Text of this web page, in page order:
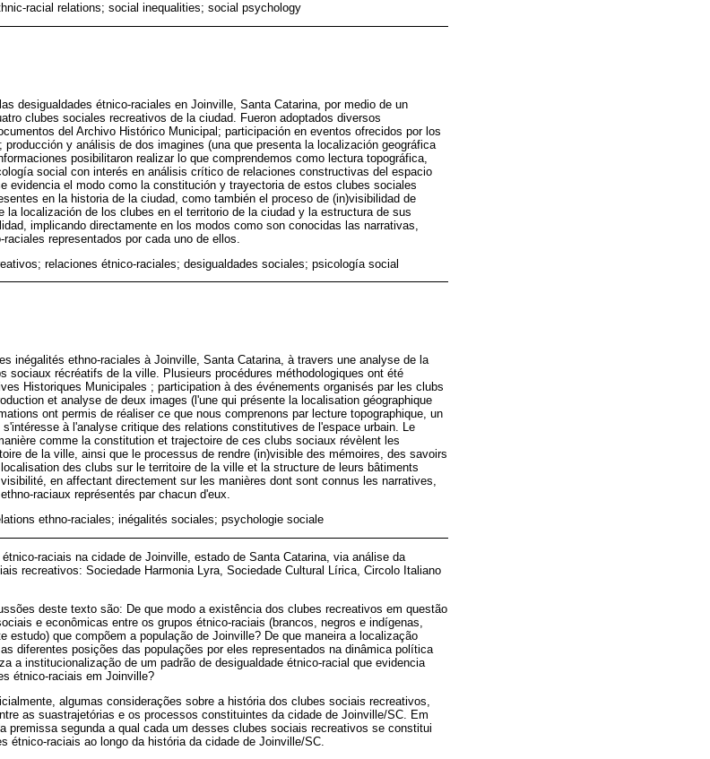
racial relations; social inequalities; social psychology
desigualdades étnico-raciales en Joinville, Santa Catarina, por medio de un
clubes sociales recreativos de la ciudad. Fueron adoptados diversos
del Archivo Histórico Municipal; participación en eventos ofrecidos por los
y análisis de dos imagines (una que presenta la localización geográfica
posibilitaron realizar lo que comprendemos como lectura topográfica,
social con interés en análisis crítico de relaciones constructivas del espacio
evidencia el modo como la constitución y trayectoria de estos clubes sociales
en la historia de la ciudad, como también el proceso de (in)visibilidad de
la localización de los clubes en el territorio de la ciudad y la estructura de sus
implicando directamente en los modos como son conocidas las narrativas,
representados por cada uno de ellos.
relaciones étnico-raciales; desigualdades sociales; psicología social
inégalités ethno-raciales à Joinville, Santa Catarina, à travers une analyse de la
sociaux récréatifs de la ville. Plusieurs procédures méthodologiques ont été
Historiques Municipales ; participation à des événements organisés par les clubs
et analyse de deux images (l'une qui présente la localisation géographique
ont permis de réaliser ce que nous comprenons par lecture topographique, un
à l'analyse critique des relations constitutives de l'espace urbain. Le
comme la constitution et trajectoire de ces clubs sociaux révèlent les
de la ville, ainsi que le processus de rendre (in)visible des mémoires, des savoirs
des clubs sur le territoire de la ville et la structure de leurs bâtiments
en affectant directement sur les manières dont sont connus les narratives,
raciaux représentés par chacun d'eux.
ethno-raciales; inégalités sociales; psychologie sociale
raciais na cidade de Joinville, estado de Santa Catarina, via análise da
recreativos: Sociedade Harmonia Lyra, Sociedade Cultural Lírica, Circolo Italiano
deste texto são: De que modo a existência dos clubes recreativos em questão
e econômicas entre os grupos étnico-raciais (brancos, negros e indígenas,
estudo) que compõem a população de Joinville? De que maneira a localização
diferentes posições das populações por eles representados na dinâmica política
a institucionalização de um padrão de desigualdade étnico-racial que evidencia
étnico-raciais em Joinville?
algumas considerações sobre a história dos clubes sociais recreativos,
as suastrajetórias e os processos constituintes da cidade de Joinville/SC. Em
premissa segunda a qual cada um desses clubes sociais recreativos se constitui
étnico-raciais ao longo da história da cidade de Joinville/SC.